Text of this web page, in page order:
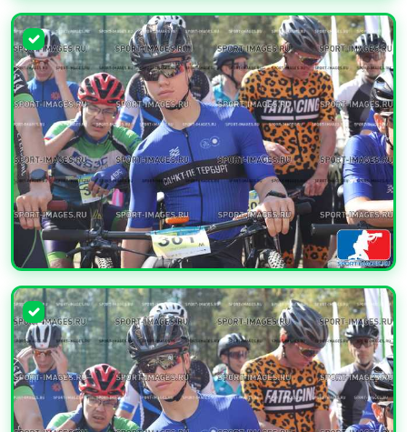
УВЕЛИЧИТЬ
УВЕЛИЧИТЬ